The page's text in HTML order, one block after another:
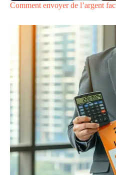
Comment envoyer de l’argent